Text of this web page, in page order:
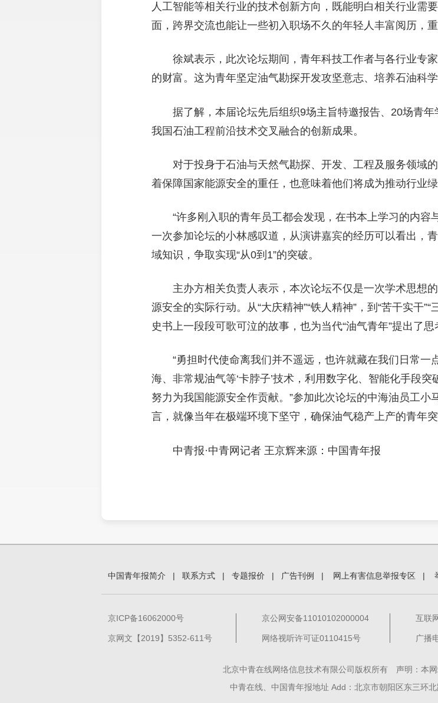
人工智能等相关行业的技术创新方向，既能明白相关行业需
面，跨界交流也能让一些初入职场不久的年轻人丰富阅历，
徐斌表示，此次论坛期间，青年科技工作者与各行业专
的财富。这为青年坚定油气勘探开发攻坚意志、培养石油科
据了解，本届论坛先后组织9场主旨特邀报告、20场青
我国石油工程前沿技术交叉融合的创新成果。
对于投身于‌石油与天然气勘探、开发、工程及服务领域‌
着保障国家能源安全的重任，也意味着他们将成为推动行业
“许多刚入职的青年员工都会发现，在书本上学习的内容
一次参加论坛的小林感叹道，从演讲嘉宾的经历可以看出，
域知识，争取实现“从0到1”的突破。
主办方相关负责人表示，本次论坛不仅是一次学术思想
源安全的实际行动。从“大庆精神”“铁人精神”，到“苦干实干
史书上一段段可歌可泣的故事，也为当代“油气青年”提出了思
“勇担时代使命离我们并不遥远，也许就藏在我们日常
海、非常规油气等‘卡脖子’技术，利用数字化、智能化手段
努力为我国能源安全作贡献。”参加此次论坛的中海油员工小
言，就像当年在极端环境下坚守，确保油气稳产上产的青年
中青报·中青网记者 王京辉来源：中国青年报
中国青年报简介 | 联系方式 | 专题报价 | 广告刊例 | 网上有害信息举报专区 |
京ICP备16062000号
京网文【2019】5352-611号
京公网安备11010102000004
网络视听许可证0110415号
互联
广播
北京中青在线网络信息技术有限公司版权所有 声明：本
中青在线、中国青年报地址 Add：北京市朝阳区东三环